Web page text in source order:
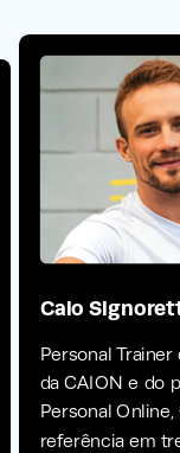
Caio
Personal
da CAION e do
Personal Online,
referência em